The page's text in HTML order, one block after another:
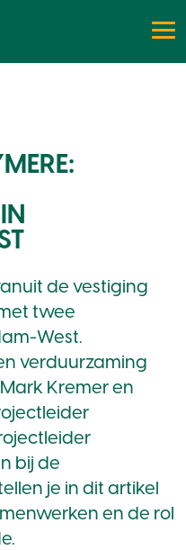
de vestiging
twee
West.
verduurzaming
Kremer en
bij de
je in dit artikel
en de rol